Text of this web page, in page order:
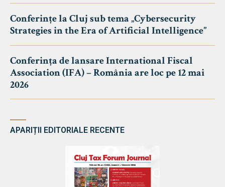
Conferințe la Cluj sub tema „Cybersecurity
Strategies in the Era of Artificial Intelligence”
Conferința de lansare International Fiscal
Association (IFA) – România are loc pe 12 mai
2026
APARIȚII EDITORIALE RECENTE